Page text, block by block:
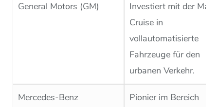
General Motors (GM)
Investiert mit der
Cruise in
vollautomatisierte
Fahrzeuge für den
urbanen Verkehr.
Mercedes-Benz
Pionier im Bereich